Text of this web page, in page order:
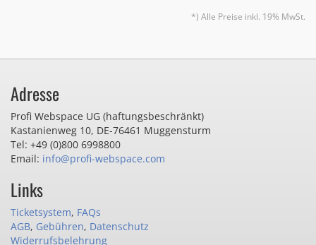
*) Alle Preise inkl. 19% MwSt.
Adresse
Profi Webspace UG (haftungsbeschränkt)
Kastanienweg 10, DE-76461 Muggensturm
Tel: +49 (0)800 6998800
Email: info@profi-webspace.com
Links
Ticketsystem, FAQs
AGB, Gebühren, Datenschutz
Widerrufsbelehrung